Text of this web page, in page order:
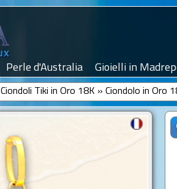
Perle d'Australia Gioielli in
Ciondoli Tiki in Oro 18K » Ciondolo in Oro